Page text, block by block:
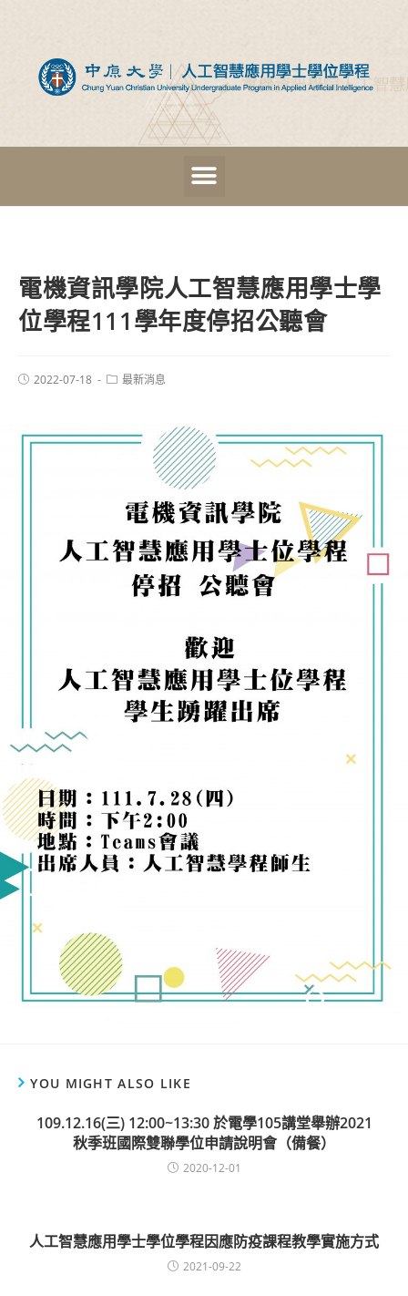
電機資訊學院人工智慧應用學士學
位學程111學年度停招公聽會
2022-07-18 最新消息
YOU MIGHT ALSO LIKE
109.12.16(三) 12:00~13:30 於電學105講堂舉辦2021
秋季班國際雙聯學位申請說明會（備餐）
2020-12-01
人工智慧應用學士學位學程因應防疫課程教學實施方式
2021-09-22